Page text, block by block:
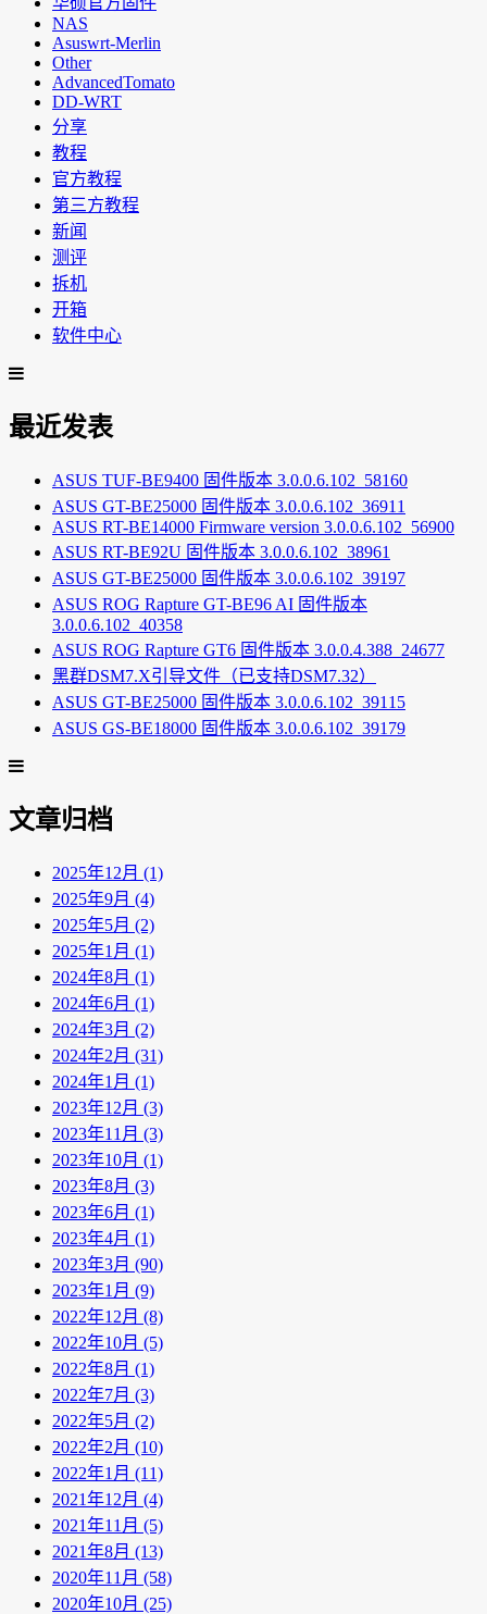
NAS
Asuswrt-Merlin
Other
AdvancedTomato
DD-WRT
分享
教程
官方教程
第三方教程
新闻
测评
拆机
开箱
软件中心
最近发表
ASUS TUF-BE9400 固件版本 3.0.0.6.102_58160
ASUS GT-BE25000 固件版本 3.0.0.6.102_36911
ASUS RT-BE14000 Firmware version 3.0.0.6.102_56900
ASUS RT-BE92U 固件版本 3.0.0.6.102_38961
ASUS GT-BE25000 固件版本 3.0.0.6.102_39197
ASUS ROG Rapture GT-BE96 AI 固件版本
3.0.0.6.102_40358
ASUS ROG Rapture GT6 固件版本 3.0.0.4.388_24677
黑群DSM7.X引导文件（已支持DSM7.32）
ASUS GT-BE25000 固件版本 3.0.0.6.102_39115
ASUS GS-BE18000 固件版本 3.0.0.6.102_39179
文章归档
2025年12月 (1)
2025年9月 (4)
2025年5月 (2)
2025年1月 (1)
2024年8月 (1)
2024年6月 (1)
2024年3月 (2)
2024年2月 (31)
2024年1月 (1)
2023年12月 (3)
2023年11月 (3)
2023年10月 (1)
2023年8月 (3)
2023年6月 (1)
2023年4月 (1)
2023年3月 (90)
2023年1月 (9)
2022年12月 (8)
2022年10月 (5)
2022年8月 (1)
2022年7月 (3)
2022年5月 (2)
2022年2月 (10)
2022年1月 (11)
2021年12月 (4)
2021年11月 (5)
2021年8月 (13)
2020年11月 (58)
2020年10月 (25)